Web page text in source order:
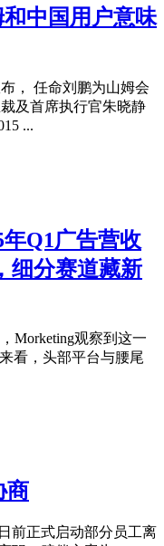
中国用户意味
， 任命刘鹏为山姆会
及首席执行官朱晓静
...
Q1广告营收
细分赛道藏新
Morketing观察到这一
看，头部平台与腰尾
商
前正式启动部分员工离